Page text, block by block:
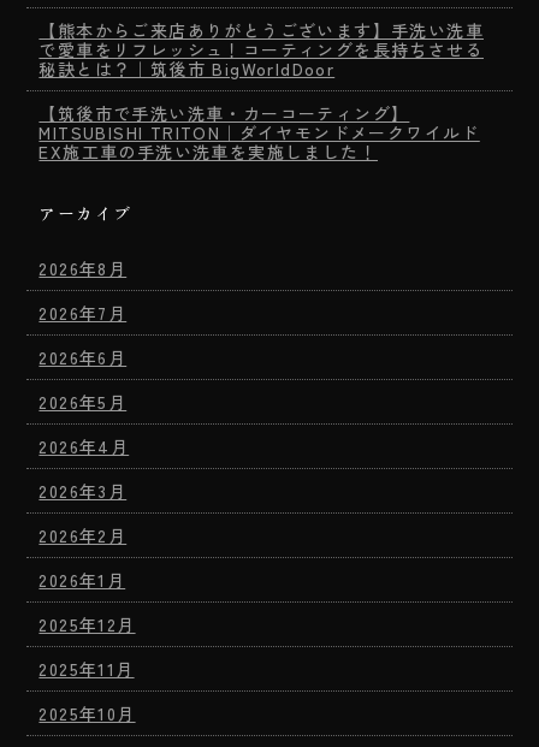
【熊本からご来店ありがとうございます】手洗い洗車
で愛車をリフレッシュ！コーティングを長持ちさせる
秘訣とは？｜筑後市 BigWorldDoor
【筑後市で手洗い洗車・カーコーティング】
MITSUBISHI TRITON｜ダイヤモンドメークワイルド
EX施工車の手洗い洗車を実施しました！
アーカイブ
2026年8月
2026年7月
2026年6月
2026年5月
2026年4月
2026年3月
2026年2月
2026年1月
2025年12月
2025年11月
2025年10月